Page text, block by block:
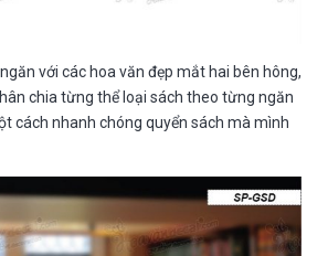
với các hoa văn đẹp mắt hai bên hông,
chia từng thể loại sách theo từng ngăn
cách nhanh chóng quyển sách mà mình